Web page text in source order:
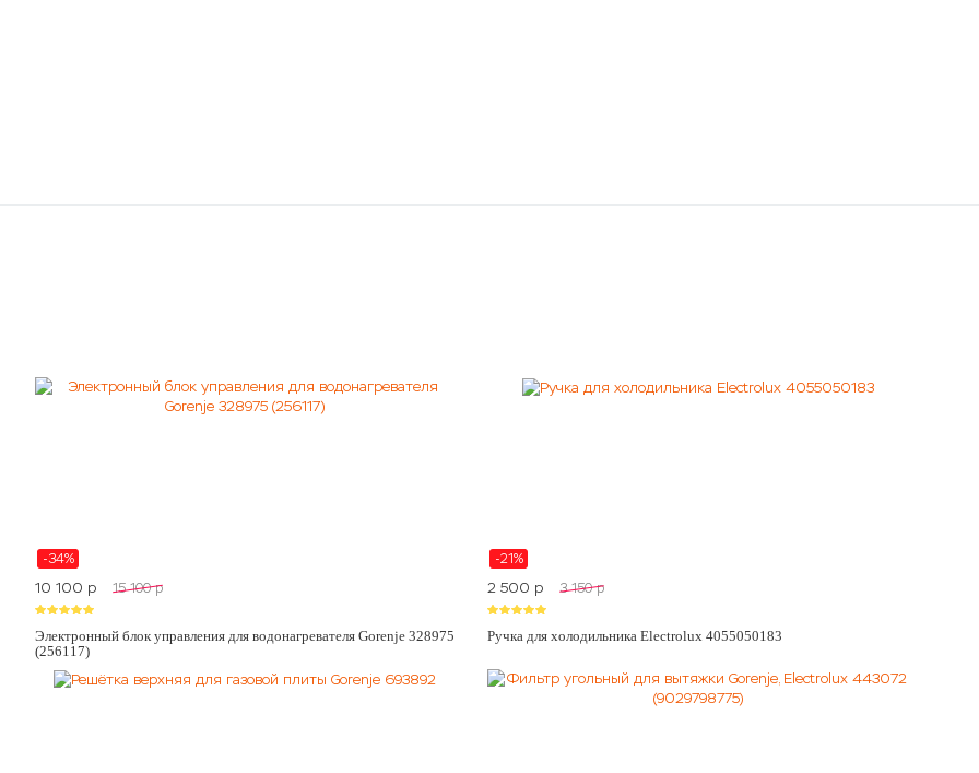
-34%
10 100 p 15 100 p
Электронный блок управления для водонагревателя Gorenje 328975
(256117)
-21%
2 500 p 3 150 p
Ручка для холодильника Electrolux 4055050183